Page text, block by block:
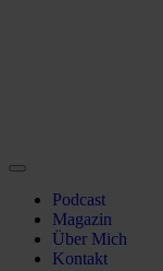
Podcast
Magazin
Über Mich
Kontakt